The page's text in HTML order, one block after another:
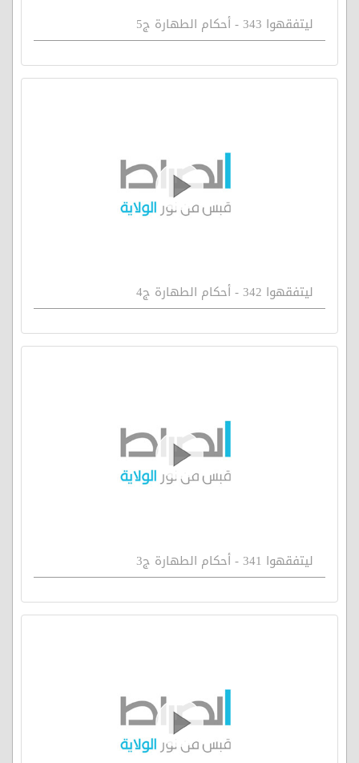
ليتفقهوا 343 - أحكام الطهارة ج5
ليتفقهوا 342 - أحكام الطهارة ج4
ليتفقهوا 341 - أحكام الطهارة ج3